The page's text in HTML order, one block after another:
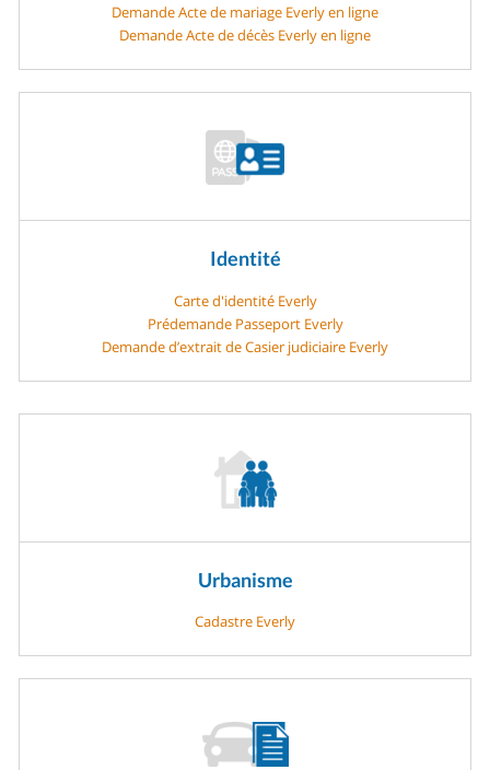
Demande Acte de mariage Everly en ligne
Demande Acte de décès Everly en ligne
Identité
Carte d'identité Everly
Prédemande Passeport Everly
Demande d’extrait de Casier judiciaire Everly
Urbanisme
Cadastre Everly